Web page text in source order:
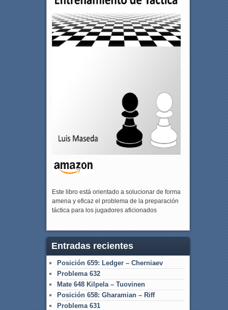
Este libro está orientado a solucionar de forma
amena y eficaz el problema de la preparación
táctica para los jugadores aficionados
Entradas recientes
Posición 659: Ledger – Cherniaev
Problema 632
Mate 648 Kilpela – Tuovinen
Posición 658: Gharamian – Riff
Problema 631